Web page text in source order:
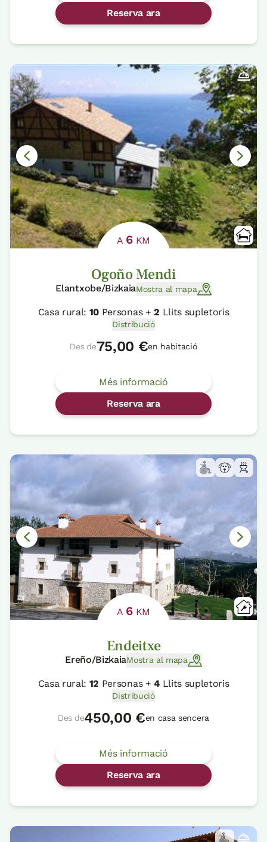
Reserva ara
A 6 KM
Ogoño Mendi
Elantxobe/BizkaiaMostra al mapa
Casa rural: 10 Personas +2 Llits supletoris
Distribució
Des de75,00 €en habitació
Més informació
Reserva ara
A 6 KM
Endeitxe
Ereño/BizkaiaMostra al mapa
Casa rural: 12 Personas +4Llits supletoris
Distribució
Des de450,00 €en casa sencera
Més informació
Reserva ara